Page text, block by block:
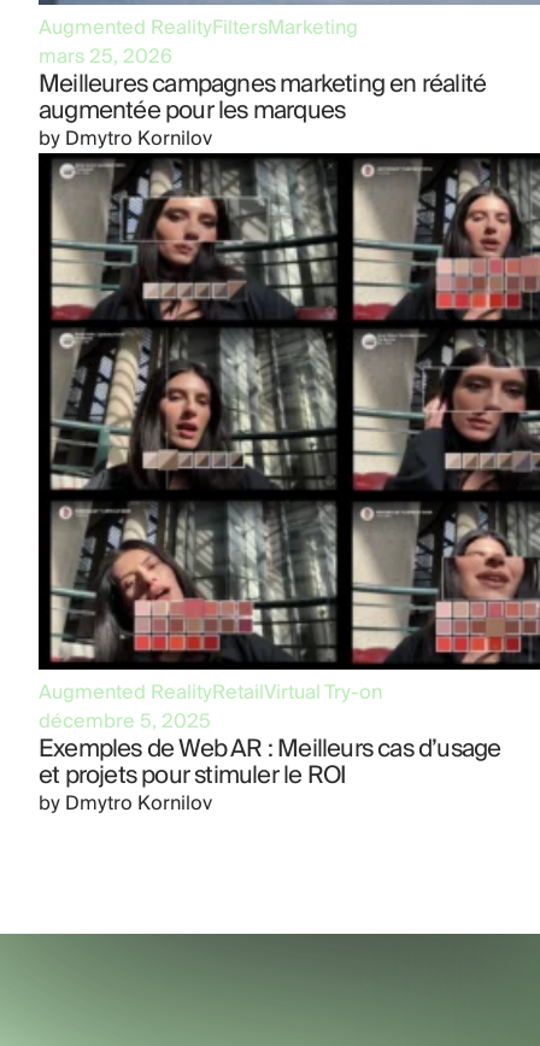
Augmented RealityFiltersMarketing
mars 25, 2026
Meilleures campagnes marketing en réalité
augmentée pour les marques
byDmytro Kornilov
Augmented RealityRetailVirtual Try-on
décembre 5, 2025
Exemples de Web AR : Meilleurs cas d’usage
et projets pour stimuler le ROI
byDmytro Kornilov